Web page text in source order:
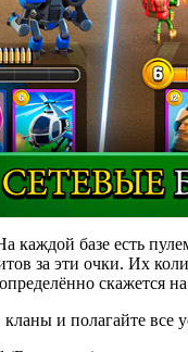
базе есть
за эти очки. Их
скажется
и полагайте все